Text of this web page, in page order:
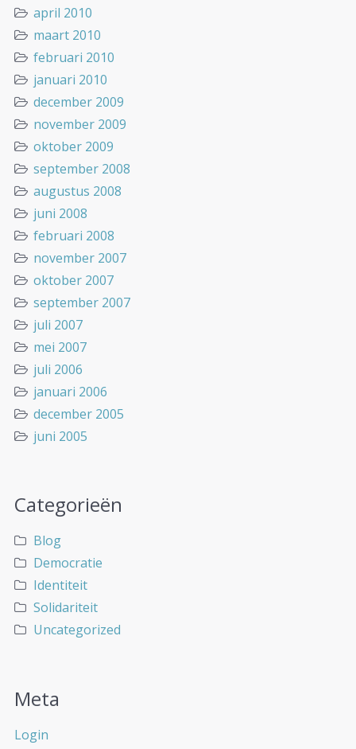
april 2010
maart 2010
februari 2010
januari 2010
december 2009
november 2009
oktober 2009
september 2008
augustus 2008
juni 2008
februari 2008
november 2007
oktober 2007
september 2007
juli 2007
mei 2007
juli 2006
januari 2006
december 2005
juni 2005
Categorieën
Blog
Democratie
Identiteit
Solidariteit
Uncategorized
Meta
Login